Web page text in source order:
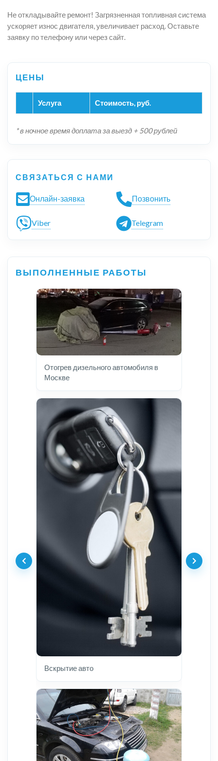
Не откладывайте ремонт! Загрязненная топливная система
ускоряет износ двигателя, увеличивает расход. Оставьте
заявку по телефону или через сайт.
Услуга Стоимость, руб.
* в ночное время доплата за выезд + 500 рублей
СВЯЗАТЬСЯ С НАМИ
Онлайн-заявка Позвонить
Viber Telegram
ВЫПОЛНЕННЫЕ РАБОТЫ
Отогрев дизельного автомобиля в
Москве
Вскрытие авто